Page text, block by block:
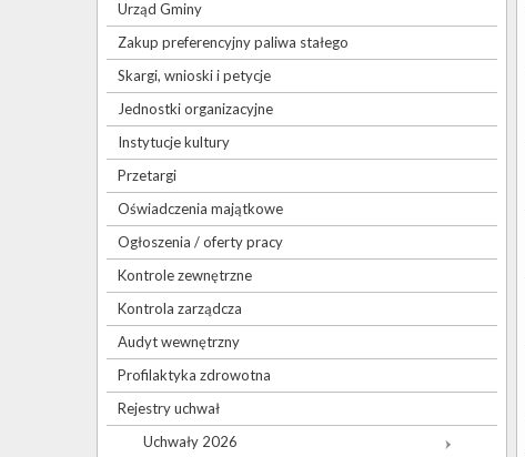
Urząd Gminy
Zakup preferencyjny paliwa stałego
Skargi, wnioski i petycje
Jednostki organizacyjne
Instytucje kultury
Przetargi
Oświadczenia majątkowe
Ogłoszenia / oferty pracy
Kontrole zewnętrzne
Kontrola zarządcza
Audyt wewnętrzny
Profilaktyka zdrowotna
Rejestry uchwał
Uchwały 2026